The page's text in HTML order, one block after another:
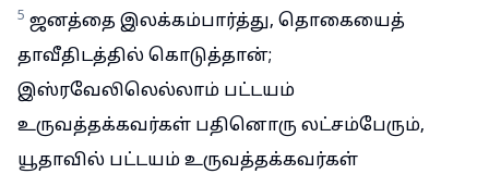
5 ஜனத்தை இலக்கம்பார்த்து, தொகையைத்
தாவீதிடத்தில் கொடுத்தான்;
இஸ்ரவேலிலெல்லாம் பட்டயம்
உருவத்தக்கவர்கள் பதினொரு லட்சம்பேரும்,
யூதாவில் பட்டயம் உருவத்தக்கவர்கள்